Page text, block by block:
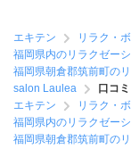
エキテン リラク・
福岡県内のリラクゼー
福岡県朝倉郡筑前町の
salon Laulea
口コミ
エキテン
リラク・
福岡県内のリラクゼー
福岡県朝倉郡筑前町の